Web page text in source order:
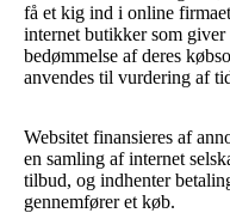
få et kig ind i online
internet butikker som
bedømmelse af deres
anvendes til vurdering af
Websitet finansieres af
en samling af internet
tilbud, og indhenter
gennemfører et køb.